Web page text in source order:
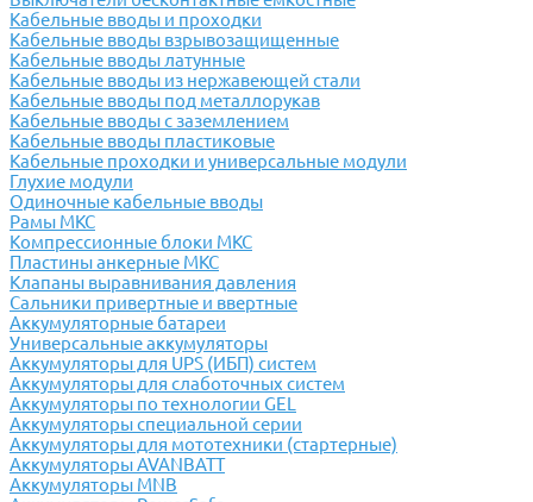
Кабельные вводы и проходки
Кабельные вводы взрывозащищенные
Кабельные вводы латунные
Кабельные вводы из нержавеющей стали
Кабельные вводы под металлорукав
Кабельные вводы с заземлением
Кабельные вводы пластиковые
Кабельные проходки и универсальные модули
Глухие модули
Одиночные кабельные вводы
Рамы МКС
Компрессионные блоки МКС
Пластины анкерные МКС
Клапаны выравнивания давления
Сальники привертные и ввертные
Аккумуляторные батареи
Универсальные аккумуляторы
Аккумуляторы для UPS (ИБП) систем
Аккумуляторы для слаботочных систем
Аккумуляторы по технологии GEL
Аккумуляторы специальной серии
Аккумуляторы для мототехники (стартерные)
Аккумуляторы AVANBATT
Аккумуляторы MNB